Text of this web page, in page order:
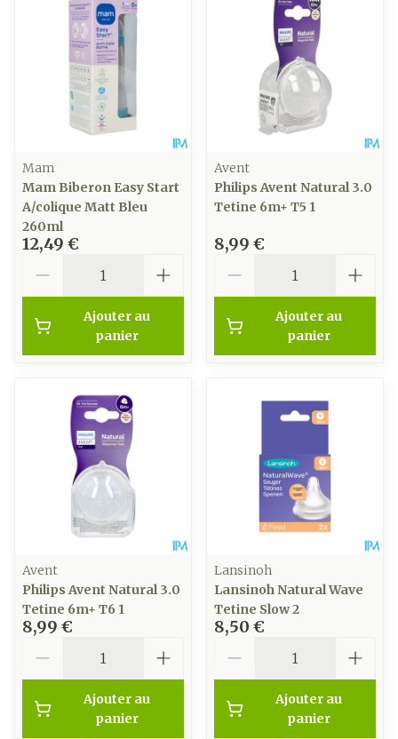
Mam
Mam Biberon Easy Start
A/colique Matt Bleu
260ml
12,49 €
Ajouter au
panier
Avent
Philips Avent Natural 3.0
Tetine 6m+ T5 1
8,99 €
Ajouter au
panier
Avent
Philips Avent Natural 3.0
Tetine 6m+ T6 1
8,99 €
Ajouter au
panier
Lansinoh
Lansinoh Natural Wave
Tetine Slow 2
8,50 €
Ajouter au
panier